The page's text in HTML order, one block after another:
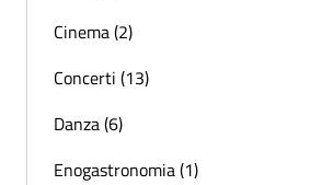
Cinema (2)
Concerti (13)
Danza (6)
Enogastronomia (1)